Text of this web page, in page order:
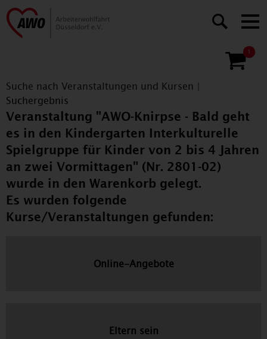
1
Suche nach Veranstaltungen und Kursen
Suchergebnis
Veranstaltung "AWO-Knirpse - Bald geht
es in den Kindergarten Interkulturelle
Spielgruppe für Kinder von 2 bis 4 Jahren
an zwei Vormittagen" (Nr. 2801-02)
wurde in den Warenkorb gelegt.
Es wurden folgende
Kurse/Veranstaltungen gefunden:
Online-Angebote
Eltern sein